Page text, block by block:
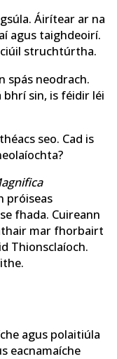
Áirítear ar na
agus taighdeoirí.
struchtúrtha.
spás neodrach.
sin, is féidir léi
seo. Cad is
próiseas
fhada. Cuireann
mar fhorbairt
Thionsclaíoch.
agus polaitiúla
eacnamaíche